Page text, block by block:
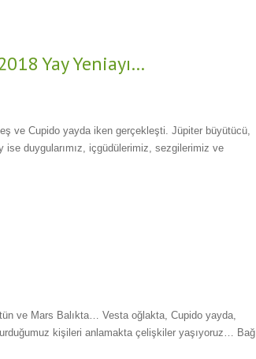
Yay Yeniayı…
ve Cupido yayda iken gerçekleşti. Jüpiter büyütücü,
duygularımız, içgüdülerimiz, sezgilerimiz ve
ve Mars Balıkta… Vesta oğlakta, Cupido yayda,
kişileri anlamakta çelişkiler yaşıyoruz… Bağ